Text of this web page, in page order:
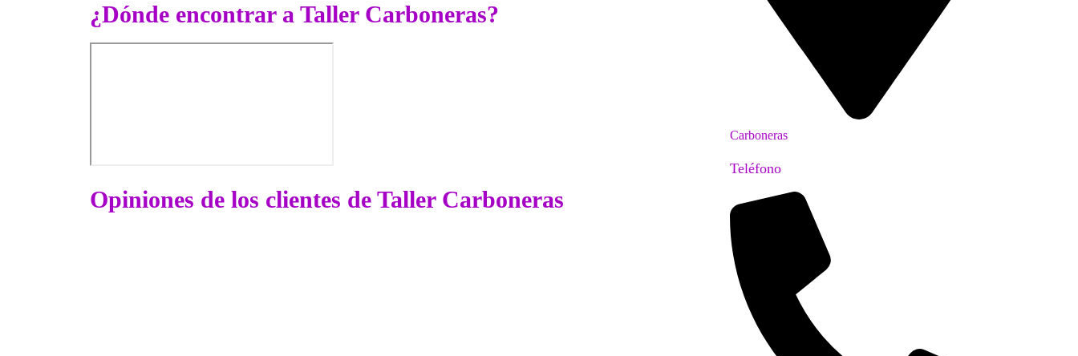
¿Dónde encontrar a Taller Carboneras?
Opiniones de los clientes de Taller Carboneras
Carboneras
Teléfono